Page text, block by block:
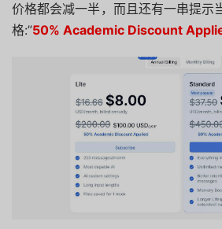
价格都会减一半，而且还有一串提示
格:”50% Academic Discount